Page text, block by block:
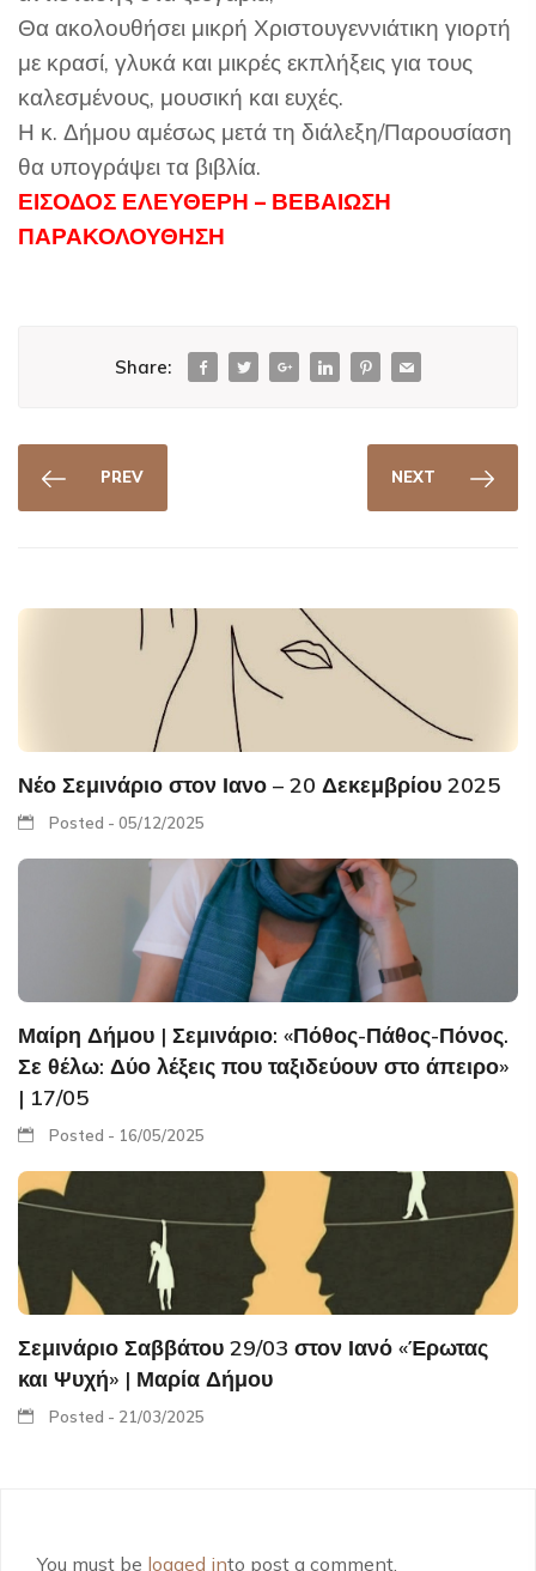
Θα ακολουθήσει μικρή Χριστουγεννιάτικη γιορτή
με κρασί, γλυκά και μικρές εκπλήξεις για τους
καλεσμένους, μουσική και ευχές.
Η κ. Δήμου αμέσως μετά τη διάλεξη/Παρουσίαση
θα υπογράψει τα βιβλία.
ΕΙΣΟΔΟΣ ΕΛΕΥΘΕΡΗ – ΒΕΒΑΙΩΣΗ
ΠΑΡΑΚΟΛΟΥΘΗΣΗ
Share:
PREV NEXT
Νέο Σεμινάριο στον Ιανο – 20 Δεκεμβρίου 2025
Posted - 05/12/2025
Μαίρη Δήμου | Σεμινάριο: «Πόθος-Πάθος-Πόνος.
Σε θέλω: Δύο λέξεις που ταξιδεύουν στο άπειρο»
| 17/05
Posted - 16/05/2025
Σεμινάριο Σαββάτου 29/03 στον Ιανό «Έρωτας
και Ψυχή» | Μαρία Δήμου
Posted - 21/03/2025
You must be logged into post a comment.